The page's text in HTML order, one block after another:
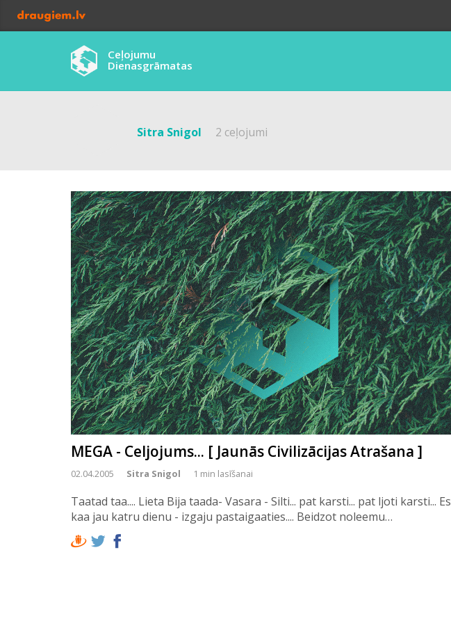
Ceļojumu
Dienasgrāmatas
Sitra Snigol 2 ceļojumi
MEGA - Celjojums... [ Jaunās Civilizācijas Atrašana ]
02.04.2005 Sitra Snigol 1 min lasīšanai
Taatad taa.... Lieta Bija taada- Vasara - Silti... pat karsti... pat ljoti karsti... Es
kaa jau katru dienu - izgaju pastaigaaties.... Beidzot noleemu…